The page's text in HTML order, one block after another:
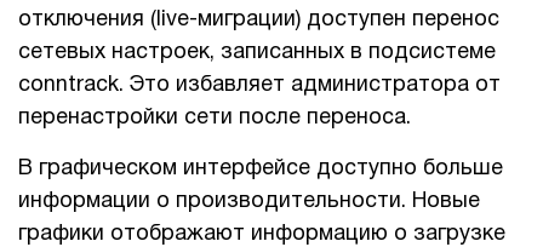
отключения (live-миграции) доступен перенос
сетевых настроек, записанных в подсистеме
conntrack. Это избавляет администратора от
перенастройки сети после переноса.
В графическом интерфейсе доступно больше
информации о производительности. Новые
графики отображают информацию о загрузке